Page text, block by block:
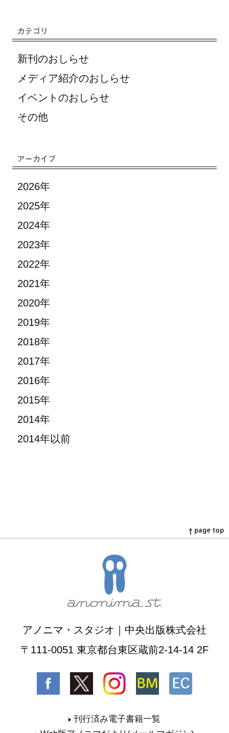
新刊のおしらせ
メディア紹介のおしらせ
イベントのおしらせ
その他
2026年
2025年
2024年
2023年
2022年
2021年
2020年
2019年
2018年
2017年
2016年
2015年
2014年
2014年以前
アノニマ・スタジオ｜中央出版株式会社
〒111-0051 東京都台東区蔵前2-14-14 2F
刊行済み電子書籍一覧